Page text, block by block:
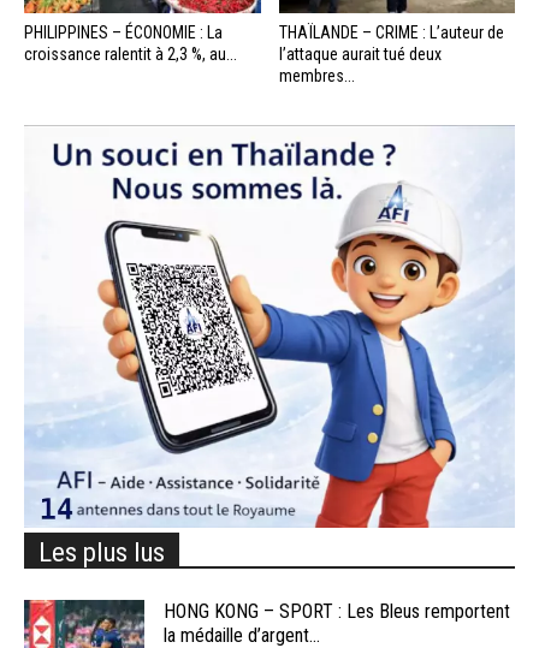
PHILIPPINES – ÉCONOMIE : La
croissance ralentit à 2,3 %, au...
THAÏLANDE – CRIME : L’auteur de
l’attaque aurait tué deux
membres...
Les plus lus
HONG KONG – SPORT : Les Bleus remportent
la médaille d’argent...